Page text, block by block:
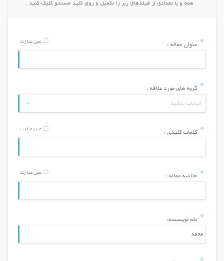
همه و یا تعدادی از فیلدهای زیر را تكمیل و روی کلید جستجو کلیک کنید .
عنوان مقاله :
عین عبارت
انتخاب نمائید
گروه های مورد علاقه :
کلمات کلیدی :
عین عبارت
خلاصه مقاله :
عین عبارت
نام نویسنده: